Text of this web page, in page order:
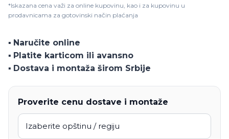
max
količina
*Iskazana cena važi za online kupovinu, kao i za kupovinu u
prodavnicama za gotovinski način plaćanja
▪️ Naručite online
▪️ Platite karticom ili avansno
▪️ Dostava i montaža širom Srbije
Proverite cenu dostave i montaže